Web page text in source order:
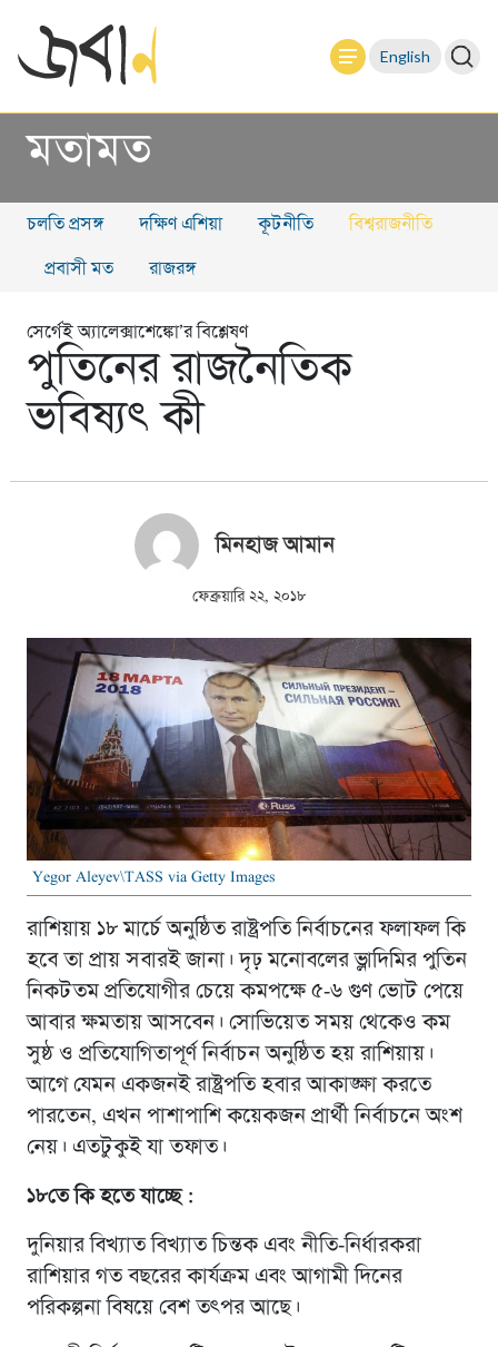
English
মতামত
চলতি প্রসঙ্গ দক্ষিণ এশিয়া কূটনীতি বিশ্বরাজনীতি
প্রবাসী মত রাজরঙ্গ
সের্গেই অ্যালেক্সাশেঙ্কো’র বিশ্লেষণ
পুতিনের রাজনৈতিক
ভবিষ্যৎ কী
মিনহাজ আমান
ফেব্রুয়ারি ২২, ২০১৮
Yegor Aleyev\TASS via Getty Images
রাশিয়ায় ১৮ মার্চে অনুষ্ঠিত রাষ্ট্রপতি নির্বাচনের ফলাফল কি
হবে তা প্রায় সবারই জানা। দৃঢ় মনোবলের ভ্লাদিমির পুতিন
নিকটতম প্রতিযোগীর চেয়ে কমপক্ষে ৫-৬ গুণ ভোট পেয়ে
আবার ক্ষমতায় আসবেন। সোভিয়েত সময় থেকেও কম
সুষ্ঠ ও প্রতিযোগিতাপূর্ণ নির্বাচন অনুষ্ঠিত হয় রাশিয়ায়।
আগে যেমন একজনই রাষ্ট্রপতি হবার আকাঙ্ক্ষা করতে
পারতেন, এখন পাশাপাশি কয়েকজন প্রার্থী নির্বাচনে অংশ
নেয়। এতটুকুই যা তফাত।
১৮তে কি হতে যাচ্ছে :
দুনিয়ার বিখ্যাত বিখ্যাত চিন্তক এবং নীতি-নির্ধারকরা
রাশিয়ার গত বছরের কার্যক্রম এবং আগামী দিনের
পরিকল্পনা বিষয়ে বেশ তৎপর আছে।